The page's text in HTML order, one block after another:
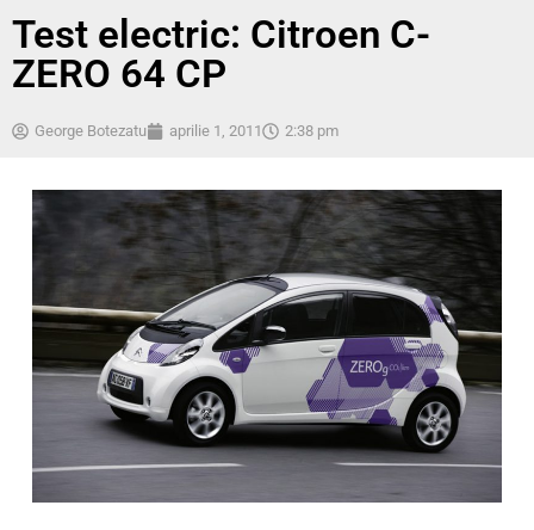
Test electric: Citroen C-
ZERO 64 CP
George Botezatu aprilie 1, 2011 2:38 pm